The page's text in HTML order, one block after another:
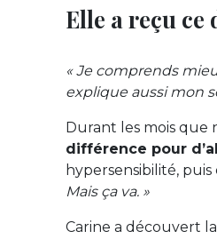
Elle a reçu
« Je comprends
explique aussi mon
Durant les mois que
différence pour
hypersensibilité, puis
Mais ça va. »
Carine a découvert